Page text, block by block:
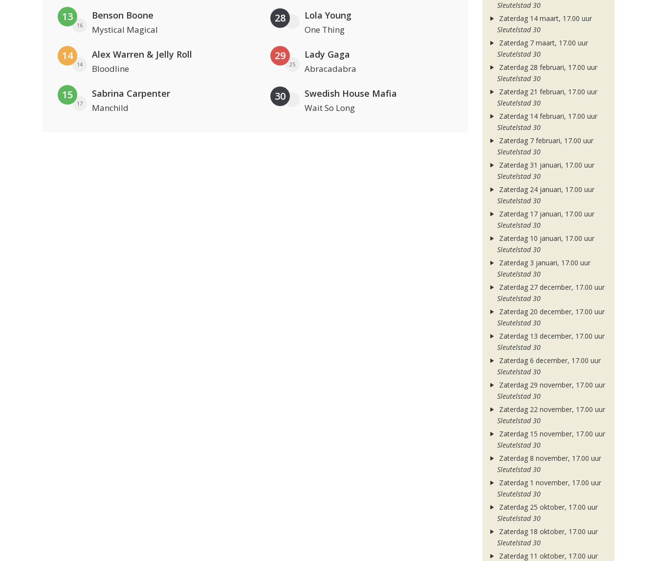
13
16
Benson Boone
Mystical Magical
14
14
Alex Warren & Jelly Roll
Bloodline
15
17
Sabrina Carpenter
Manchild
28 Lola Young
One Thing
29
25
Lady Gaga
Abracadabra
30 Swedish House Mafia
Wait So Long
Sleutelstad 30
Zaterdag 14 maart, 17.00 uur
Sleutelstad 30
Zaterdag 7 maart, 17.00 uur
Sleutelstad 30
Zaterdag 28 februari, 17.00 uur
Sleutelstad 30
Zaterdag 21 februari, 17.00 uur
Sleutelstad 30
Zaterdag 14 februari, 17.00 uur
Sleutelstad 30
Zaterdag 7 februari, 17.00 uur
Sleutelstad 30
Zaterdag 31 januari, 17.00 uur
Sleutelstad 30
Zaterdag 24 januari, 17.00 uur
Sleutelstad 30
Zaterdag 17 januari, 17.00 uur
Sleutelstad 30
Zaterdag 10 januari, 17.00 uur
Sleutelstad 30
Zaterdag 3 januari, 17.00 uur
Sleutelstad 30
Zaterdag 27 december, 17.00 uur
Sleutelstad 30
Zaterdag 20 december, 17.00 uur
Sleutelstad 30
Zaterdag 13 december, 17.00 uur
Sleutelstad 30
Zaterdag 6 december, 17.00 uur
Sleutelstad 30
Zaterdag 29 november, 17.00 uur
Sleutelstad 30
Zaterdag 22 november, 17.00 uur
Sleutelstad 30
Zaterdag 15 november, 17.00 uur
Sleutelstad 30
Zaterdag 8 november, 17.00 uur
Sleutelstad 30
Zaterdag 1 november, 17.00 uur
Sleutelstad 30
Zaterdag 25 oktober, 17.00 uur
Sleutelstad 30
Zaterdag 18 oktober, 17.00 uur
Sleutelstad 30
Zaterdag 11 oktober, 17.00 uur